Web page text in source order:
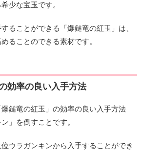
少な宝玉です。
ることができる「爆鎚竜の紅玉」は、
ることのできる素材です。
効率の良い入手方法
鎚竜の紅玉」の効率の良い入手方法
」を倒すことです。
位ウラガンキンから入手することができ